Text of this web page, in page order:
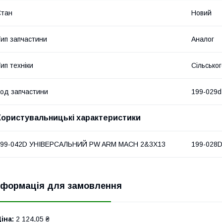
Новий
запчастини Аналог
техніки
запчастини 199-029d
характеристики
042D УНІВЕРСАЛЬНИЙ PW ARM MACH 2&3X13 199-
для замовлення
2 124,05 ₴